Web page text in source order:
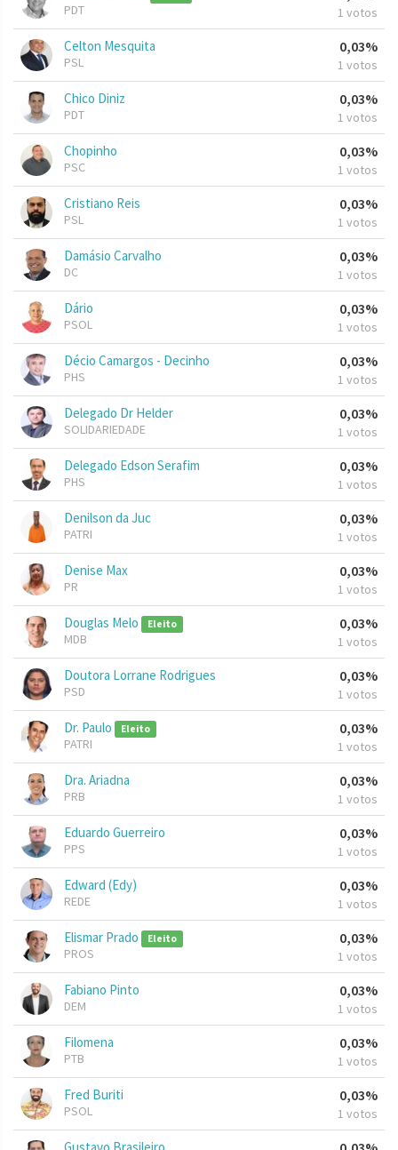
PDT 1 votos
Celton Mesquita
PSL
0,03%
1 votos
Chico Diniz
PDT
0,03%
1 votos
Chopinho
PSC
0,03%
1 votos
Cristiano Reis
PSL
0,03%
1 votos
Damásio Carvalho
DC
0,03%
1 votos
Dário
PSOL
0,03%
1 votos
Décio Camargos - Decinho
PHS
0,03%
1 votos
Delegado Dr Helder
SOLIDARIEDADE
0,03%
1 votos
Delegado Edson Serafim
PHS
0,03%
1 votos
Denilson da Juc
PATRI
0,03%
1 votos
Denise Max
PR
0,03%
1 votos
Douglas Melo Eleito
MDB
0,03%
1 votos
Doutora Lorrane Rodrigues
PSD
0,03%
1 votos
Dr. Paulo Eleito
PATRI
0,03%
1 votos
Dra. Ariadna
PRB
0,03%
1 votos
Eduardo Guerreiro
PPS
0,03%
1 votos
Edward (Edy)
REDE
0,03%
1 votos
Elismar Prado Eleito
PROS
0,03%
1 votos
Fabiano Pinto
DEM
0,03%
1 votos
Filomena
PTB
0,03%
1 votos
Fred Buriti
PSOL
0,03%
1 votos